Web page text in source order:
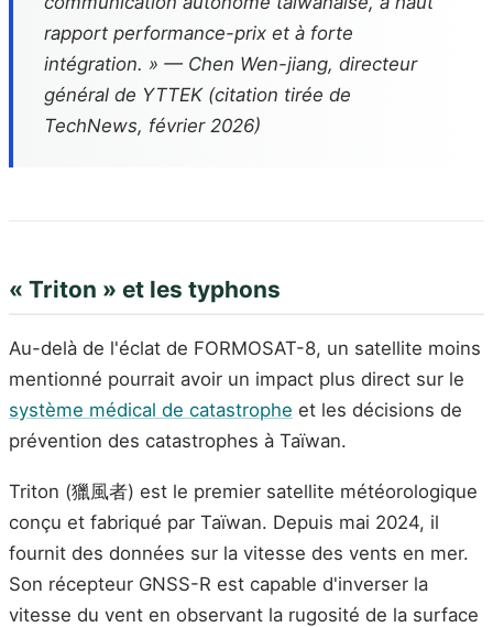
rapport performance-prix et à forte
intégration. » — Chen Wen-jiang, directeur
général de YTTEK (citation tirée de
TechNews, février 2026)
« Triton » et les typhons
Au-delà de l'éclat de FORMOSAT-8, un satellite moins
mentionné pourrait avoir un impact plus direct sur le
système médical de catastrophe et les décisions de
prévention des catastrophes à Taïwan.
Triton (獵風者) est le premier satellite météorologique
conçu et fabriqué par Taïwan. Depuis mai 2024, il
fournit des données sur la vitesse des vents en mer.
Son récepteur GNSS-R est capable d'inverser la
vitesse du vent en observant la rugosité de la surface